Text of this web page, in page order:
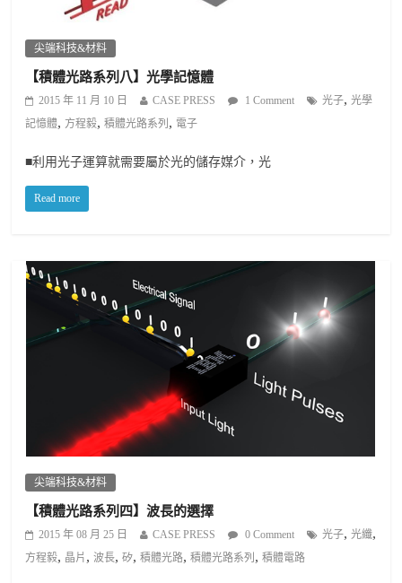
尖端科技&材料
【積體光路系列八】光學記憶體
2015 年 11 月 10 日 CASE PRESS 1 Comment 光子,光學
記憶體, 方程毅,積體光路系列 , 電子
■利用光子運算就需要屬於光的儲存媒介，光
Read more
尖端科技&材料
【積體光路系列四】波長的選擇
2015 年 08 月 25 日 CASE PRESS 0 Comment 光子,光纖,
方程毅, 晶片 ,波長,矽,積體光路,積體光路系列 ,積體電路